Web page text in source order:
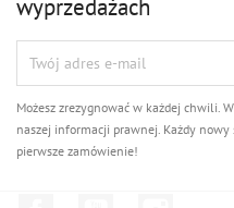
wyprzedażach
Możesz zrezygnować w każdej chwili.
naszej informacji prawnej. Każdy
pierwsze zamówienie!